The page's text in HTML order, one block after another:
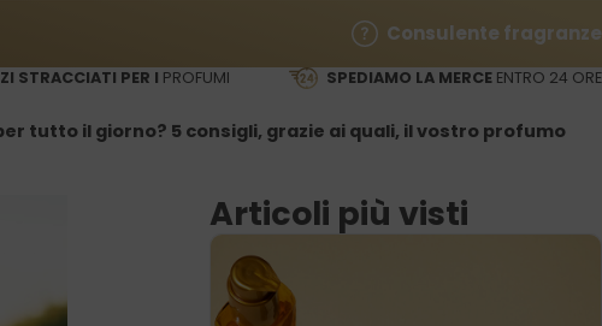
Consulente fragranze
STRACCIATI PER I PROFUMI SPEDIAMO LA MERCE ENTRO 24 ORE
tutto il giorno? 5 consigli, grazie ai quali, il vostro profumo
Articoli più visti